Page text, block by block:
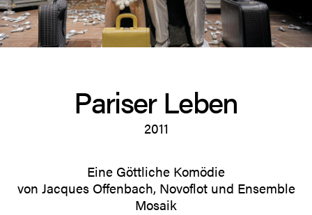
Pariser Leben
2011
Eine Göttliche Komödie
von Jacques ­Offenbach, Novoflot und Ensemble
Mosaik